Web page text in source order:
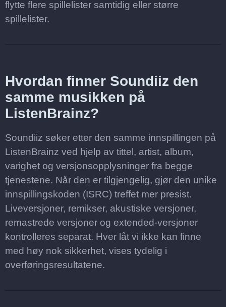
flytte flere spillelister samtidig eller større
spillelister.
Hvordan finner Soundiiz den
samme musikken på
ListenBrainz?
Soundiiz søker etter den samme innspillingen på
ListenBrainz ved hjelp av tittel, artist, album,
varighet og versjonsopplysninger fra begge
tjenestene. Når den er tilgjengelig, gjør den unike
innspillingskoden (ISRC) treffet mer presist.
Liveversjoner, remikser, akustiske versjoner,
remastrede versjoner og extended-versjoner
kontrolleres separat. Hver låt vi ikke kan finne
med høy nok sikkerhet, vises tydelig i
overføringsresultatene.